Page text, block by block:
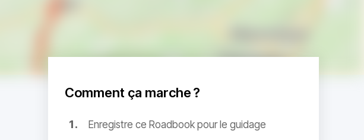
Comment ça marche ?
Enregistre ce Roadbook pour le guidage